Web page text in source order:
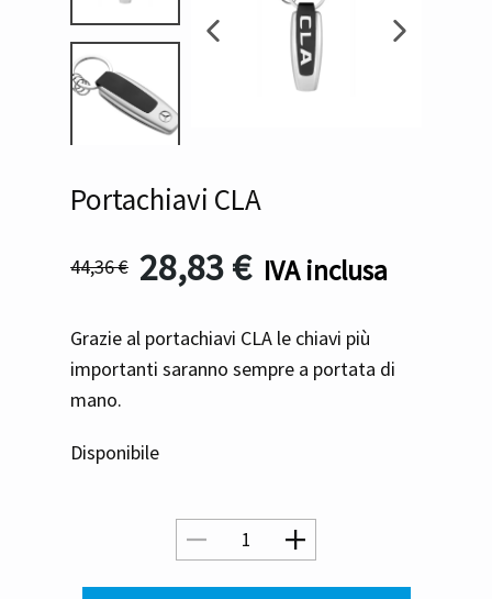
Portachiavi CLA
44,36€ 28,83€ IVA inclusa
Grazie al portachiavi CLA le chiavi più
importanti saranno sempre a portata di
mano.
Disponibile